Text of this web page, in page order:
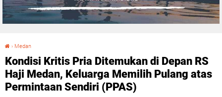
› Medan
Kondisi Kritis Pria Ditemukan di Depan RS
Haji Medan, Keluarga Memilih Pulang atas
Permintaan Sendiri (PPAS)